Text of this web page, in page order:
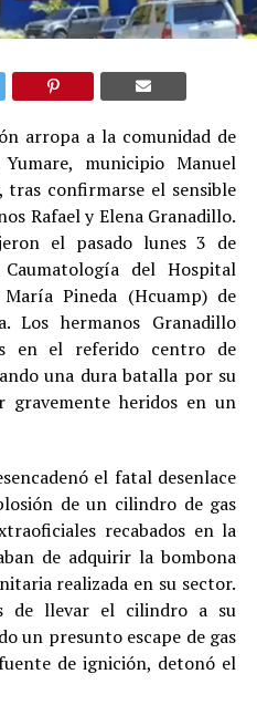
arropa a la comunidad de
municipio Manuel
tras confirmarse el sensible
Rafael y Elena Granadillo.
el pasado lunes 3 de
del Hospital
Pineda (Hcuamp) de
Los hermanos Granadillo
en el referido centro de
una dura batalla por su
gravemente heridos en un
el fatal desenlace
de un cilindro de gas
recabados en la
de adquirir la bombona
realizada en su sector.
de llevar el cilindro a su
un presunto escape de gas
de ignición, detonó el